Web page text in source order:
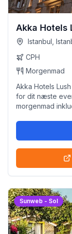
Akka Hotels
Istanbul,
CPH
Morgenmad
Akka Hotels
for dit næste
morgenmad
Sunweb - Sol